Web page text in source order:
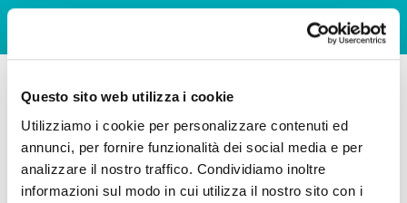
Questo sito web utilizza i cookie
Utilizziamo i cookie per personalizzare contenuti ed
annunci, per fornire funzionalità dei social media e per
analizzare il nostro traffico. Condividiamo inoltre
informazioni sul modo in cui utilizza il nostro sito con i